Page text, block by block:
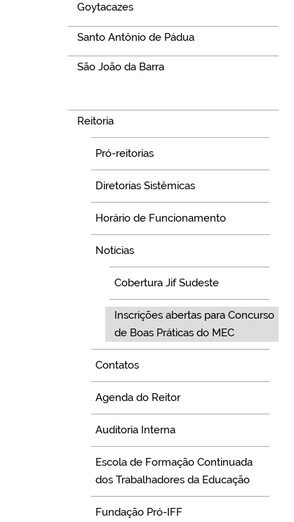
Goytacazes
Santo Antônio de Pádua
São João da Barra
Reitoria
Pró-reitorias
Diretorias Sistêmicas
Horário de Funcionamento
Notícias
Cobertura Jif Sudeste
Inscrições abertas para Concurso
de Boas Práticas do MEC
Contatos
Agenda do Reitor
Auditoria Interna
Escola de Formação Continuada
dos Trabalhadores da Educação
Fundação Pró-IFF